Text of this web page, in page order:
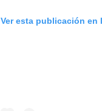
Ver esta publicación en